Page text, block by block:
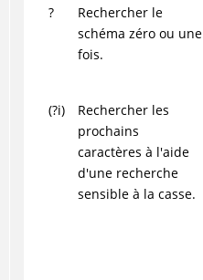
?
Rechercher le
schéma zéro ou une
fois.
(?i)
Rechercher les
prochains
caractères à l'aide
d'une recherche
sensible à la casse.